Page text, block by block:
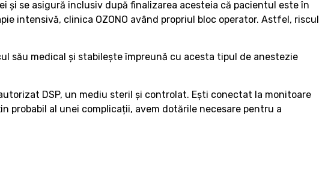
se asigură inclusiv după finalizarea acesteia că pacientul este în
intensivă, clinica OZONO având propriul bloc operator. Astfel, riscul
său medical și stabilește împreună cu acesta tipul de anestezie
DSP, un mediu steril și controlat. Ești conectat la monitoare
probabil al unei complicații, avem dotările necesare pentru a